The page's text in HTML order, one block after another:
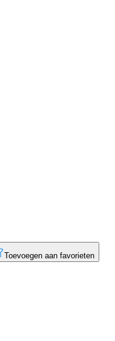
Toevoegen aan favorieten